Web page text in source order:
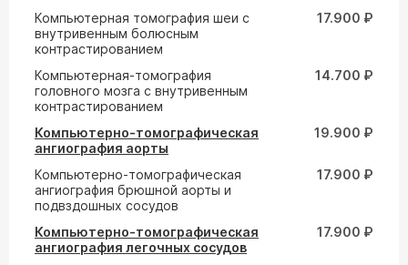
Компьютерная томография шеи с
внутривенным болюсным
контрастированием
17.900 ₽
Компьютерная-томография
головного мозга с внутривенным
контрастированием
14.700 ₽
Компьютерно-томографическая
ангиография аорты
19.900 ₽
Компьютерно-томографическая
ангиография брюшной аорты и
подвздошных сосудов
17.900 ₽
Компьютерно-томографическая
ангиография легочных сосудов
17.900 ₽